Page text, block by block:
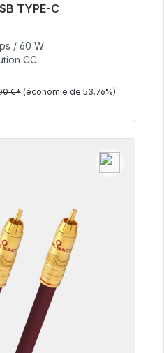
TYPE-C
€
/ 60 W
CC
€* (économie de 53.76%)